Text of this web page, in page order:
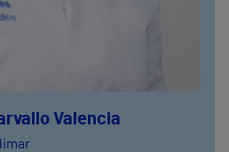
Valencia